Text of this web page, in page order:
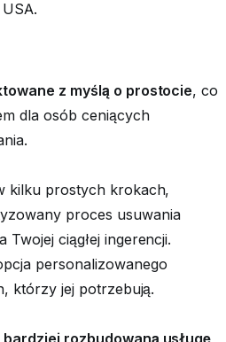
z myślą o prostocie, co
dla osób ceniących
kilku prostych krokach,
proces usuwania
ciągłej ingerencji.
personalizowanego
którzy jej potrzebują.
rozbudowaną usługę,